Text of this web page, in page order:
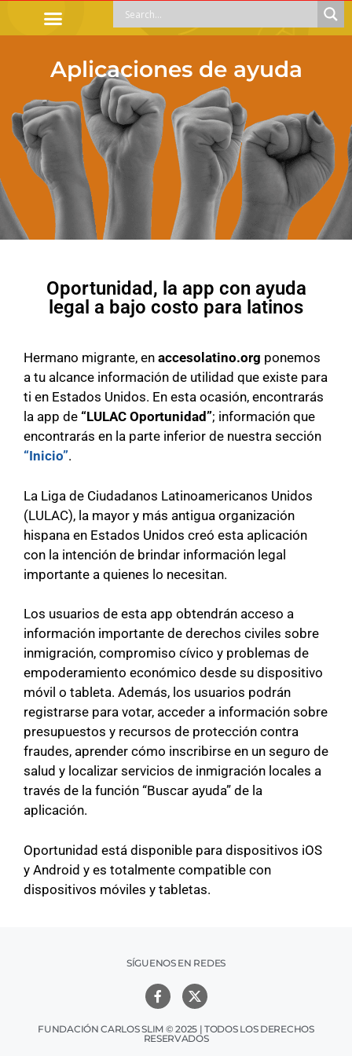
Aplicaciones de ayuda
Oportunidad, la app con ayuda
legal a bajo costo para latinos
Hermano migrante, en accesolatino.org ponemos
a tu alcance información de utilidad que existe para
ti en Estados Unidos. En esta ocasión, encontrarás
la app de “LULAC Oportunidad”; información que
encontrarás en la parte inferior de nuestra sección
“Inicio”.
La Liga de Ciudadanos Latinoamericanos Unidos
(LULAC), la mayor y más antigua organización
hispana en Estados Unidos creó esta aplicación
con la intención de brindar información legal
importante a quienes lo necesitan.
Los usuarios de esta app obtendrán acceso a
información importante de derechos civiles sobre
inmigración, compromiso cívico y problemas de
empoderamiento económico desde su dispositivo
móvil o tableta. Además, los usuarios podrán
registrarse para votar, acceder a información sobre
presupuestos y recursos de protección contra
fraudes, aprender cómo inscribirse en un seguro de
salud y localizar servicios de inmigración locales a
través de la función “Buscar ayuda” de la
aplicación.
Oportunidad está disponible para dispositivos iOS
y Android y es totalmente compatible con
dispositivos móviles y tabletas.
SÍGUENOS EN REDES
FUNDACIÓN CARLOS SLIM © 2025 | TODOS LOS DERECHOS
RESERVADOS